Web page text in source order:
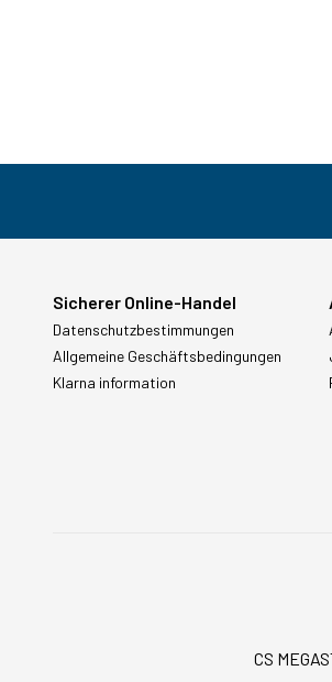
Sicherer Online-Handel
Datenschutzbestimmungen
Allgemeine Geschäftsbedingungen
Klarna information
CS